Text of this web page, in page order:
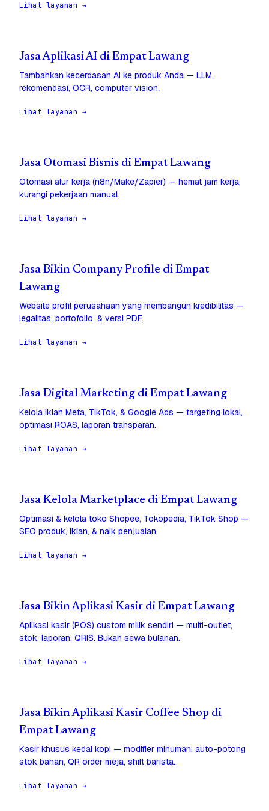
Lihat layanan →
Jasa Aplikasi AI di Empat Lawang
Tambahkan kecerdasan AI ke produk Anda — LLM,
rekomendasi, OCR, computer vision.
Lihat layanan →
Jasa Otomasi Bisnis di Empat Lawang
Otomasi alur kerja (n8n/Make/Zapier) — hemat jam kerja,
kurangi pekerjaan manual.
Lihat layanan →
Jasa Bikin Company Profile di Empat
Lawang
Website profil perusahaan yang membangun kredibilitas —
legalitas, portofolio, & versi PDF.
Lihat layanan →
Jasa Digital Marketing di Empat Lawang
Kelola iklan Meta, TikTok, & Google Ads — targeting lokal,
optimasi ROAS, laporan transparan.
Lihat layanan →
Jasa Kelola Marketplace di Empat Lawang
Optimasi & kelola toko Shopee, Tokopedia, TikTok Shop —
SEO produk, iklan, & naik penjualan.
Lihat layanan →
Jasa Bikin Aplikasi Kasir di Empat Lawang
Aplikasi kasir (POS) custom milik sendiri — multi-outlet,
stok, laporan, QRIS. Bukan sewa bulanan.
Lihat layanan →
Jasa Bikin Aplikasi Kasir Coffee Shop di
Empat Lawang
Kasir khusus kedai kopi — modifier minuman, auto-potong
stok bahan, QR order meja, shift barista.
Lihat layanan →